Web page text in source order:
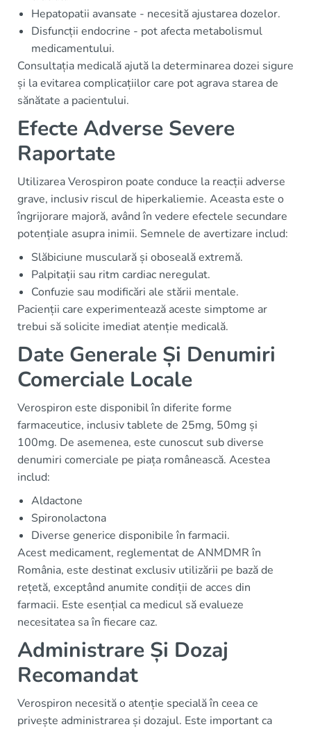
Hepatopatii avansate - necesită ajustarea dozelor.
Disfuncții endocrine - pot afecta metabolismul
medicamentului.
Consultația medicală ajută la determinarea dozei sigure
și la evitarea complicațiilor care pot agrava starea de
sănătate a pacientului.
Efecte Adverse Severe
Raportate
Utilizarea Verospiron poate conduce la reacții adverse
grave, inclusiv riscul de hiperkaliemie. Aceasta este o
îngrijorare majoră, având în vedere efectele secundare
potențiale asupra inimii. Semnele de avertizare includ:
Slăbiciune musculară și oboseală extremă.
Palpitații sau ritm cardiac neregulat.
Confuzie sau modificări ale stării mentale.
Pacienții care experimentează aceste simptome ar
trebui să solicite imediat atenție medicală.
Date Generale Și Denumiri
Comerciale Locale
Verospiron este disponibil în diferite forme
farmaceutice, inclusiv tablete de 25mg, 50mg și
100mg. De asemenea, este cunoscut sub diverse
denumiri comerciale pe piața românească. Acestea
includ:
Aldactone
Spironolactona
Diverse generice disponibile în farmacii.
Acest medicament, reglementat de ANMDMR în
România, este destinat exclusiv utilizării pe bază de
rețetă, exceptând anumite condiții de acces din
farmacii. Este esențial ca medicul să evalueze
necesitatea sa în fiecare caz.
Administrare Și Dozaj
Recomandat
Verospiron necesită o atenție specială în ceea ce
privește administrarea și dozajul. Este important ca